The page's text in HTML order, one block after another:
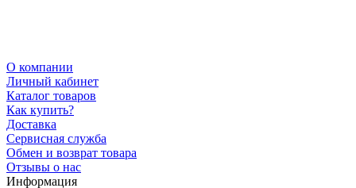
О компании
Личный кабинет
Каталог товаров
Как купить?
Доставка
Сервисная служба
Обмен и возврат товара
Отзывы о нас
Информация